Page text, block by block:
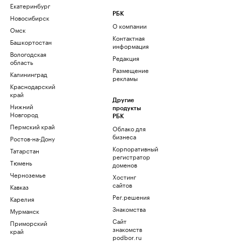
Екатеринбург
Новосибирск
Омск
Башкортостан
Вологодская
область
Калининград
Краснодарский
край
Нижний
Новгород
Пермский край
Ростов-на-Дону
Татарстан
Тюмень
Черноземье
Кавказ
Карелия
Мурманск
Приморский
край
РБК
О компании
Контактная
информация
Редакция
Размещение
рекламы
Другие
продукты
РБК
Облако для
бизнеса
Корпоративный
регистратор
доменов
Хостинг
сайтов
Рег.решения
Знакомства
Сайт
знакомств
podbor.ru